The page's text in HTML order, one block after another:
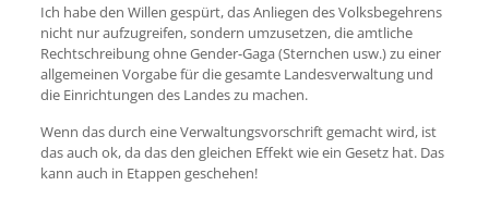
Ich habe den Willen gespürt, das Anliegen des Volksbegehrens
nicht nur aufzugreifen, sondern umzusetzen, die amtliche
Rechtschreibung ohne Gender-Gaga (Sternchen usw.) zu einer
allgemeinen Vorgabe für die gesamte Landesverwaltung und
die Einrichtungen des Landes zu machen.
Wenn das durch eine Verwaltungsvorschrift gemacht wird, ist
das auch ok, da das den gleichen Effekt wie ein Gesetz hat. Das
kann auch in Etappen geschehen!